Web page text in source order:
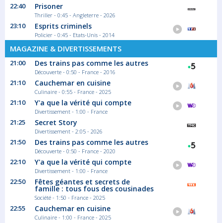
22:40 Prisoner
Thriller - 0:45 - Angleterre - 2026
23:10 Esprits criminels
Policier - 0:45 - Etats-Unis - 2014
MAGAZINE & DIVERTISSEMENTS
21:00 Des trains pas comme les autres
Découverte - 0:50 - France - 2016
21:10 Cauchemar en cuisine
Culinaire - 0:55 - France - 2025
21:10 Y'a que la vérité qui compte
Divertissement - 1:00 - France
21:25 Secret Story
Divertissement - 2:05 - 2026
21:50 Des trains pas comme les autres
Découverte - 0:50 - France - 2020
22:10 Y'a que la vérité qui compte
Divertissement - 1:00 - France
22:50 Fêtes géantes et secrets de
famille : tous fous des cousinades
Société - 1:50 - France - 2025
22:55 Cauchemar en cuisine
Culinaire - 1:00 - France - 2025